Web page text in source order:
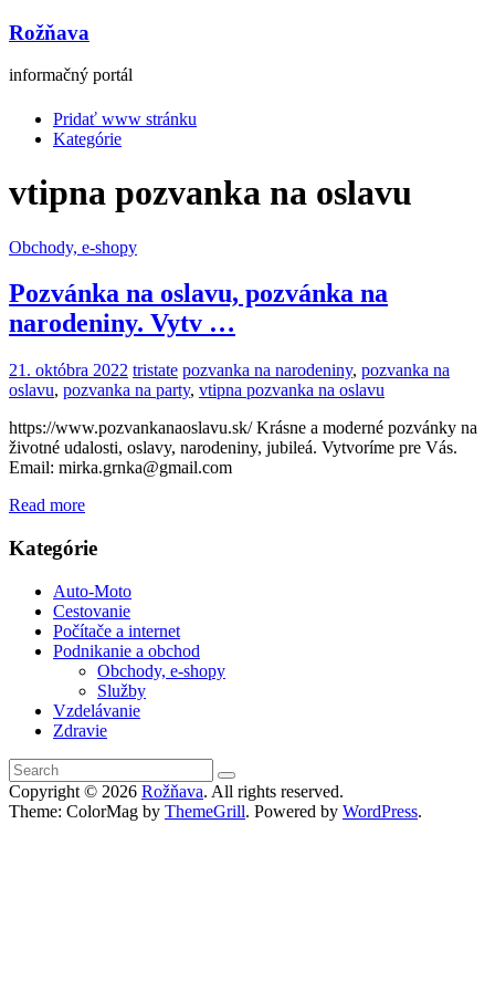
Rožňava
informačný portál
Pridať www stránku
Kategórie
vtipna pozvanka na oslavu
Obchody, e-shopy
Pozvánka na oslavu, pozvánka na
narodeniny. Vytv …
21. októbra 2022 tristate pozvanka na narodeniny, pozvanka na
oslavu, pozvanka na party, vtipna pozvanka na oslavu
https://www.pozvankanaoslavu.sk/ Krásne a moderné pozvánky na
životné udalosti, oslavy, narodeniny, jubileá. Vytvoríme pre Vás.
Email: mirka.grnka@gmail.com
Read more
Kategórie
Auto-Moto
Cestovanie
Počítače a internet
Podnikanie a obchod
Obchody, e-shopy
Služby
Vzdelávanie
Zdravie
Copyright © 2026 Rožňava. All rights reserved.
Theme: ColorMag by ThemeGrill. Powered by WordPress.